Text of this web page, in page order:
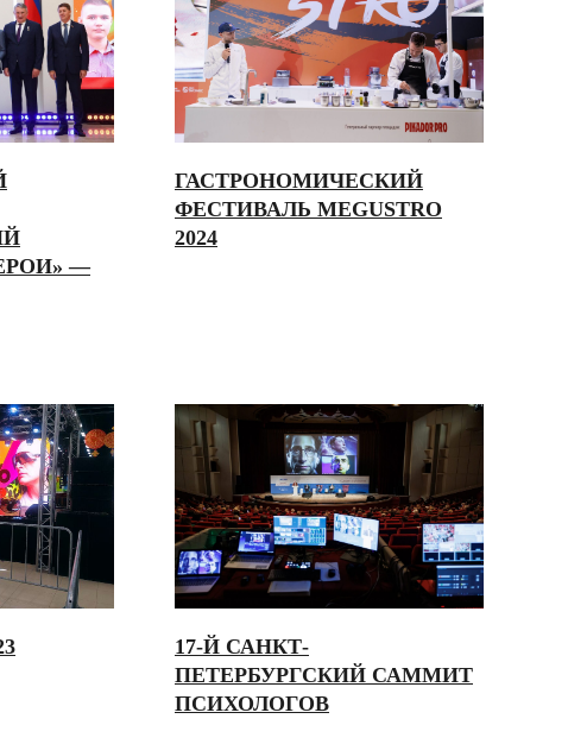
—
ГАСТРОНОМИЧЕСКИЙ
ФЕСТИВАЛЬ MEGUSTRO
2024
17-Й САНКТ-
ПЕТЕРБУРГСКИЙ САММИТ
ПСИХОЛОГОВ